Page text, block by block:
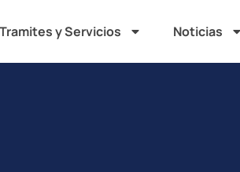
Tramites y Servicios Noticias